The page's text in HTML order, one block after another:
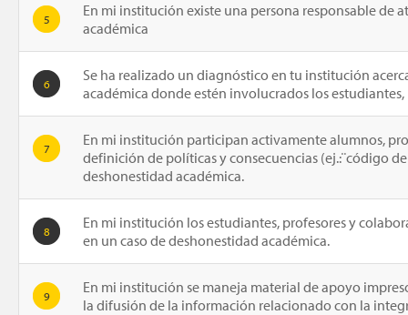
5
En mi institución existe una persona responsable de
académica
6
Se ha realizado un diagnóstico en tu institución
académica donde estén involucrados los
7
En mi institución participan activamente alumnos,
definición de políticas y consecuencias (ej.:¨código
deshonestidad académica.
8
En mi institución los estudiantes, profesores y
en un caso de deshonestidad académica.
9
En mi institución se maneja material de apoyo
la difusión de la información relacionado con la